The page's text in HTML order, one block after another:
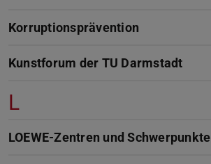
Korruptionsprävention
Kunstforum der TU Darmstadt
L
LOEWE-Zentren und Schwerpunkte